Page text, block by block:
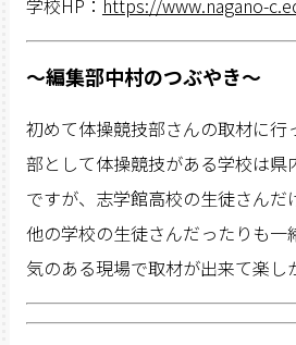
〜編集部中村のつぶやき〜
初めて体操競技部さんの取材に行
部として体操競技がある学校は県
ですが、志学館高校の生徒さんだ
他の学校の生徒さんだったりも一
気のある現場で取材が出来て楽し